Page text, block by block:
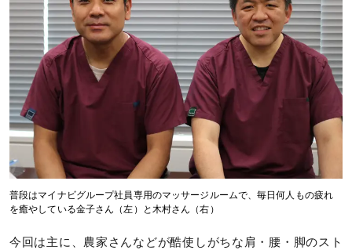
普段はマイナビグループ社員専用のマッサージルームで、毎日何人もの疲れ
を癒やしている金子さん（左）と木村さん（右）
今回は主に、農家さんなどが酷使しがちな肩・腰・脚のスト